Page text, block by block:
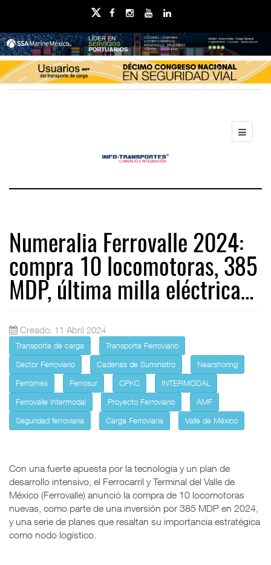
Numeralia Ferrovalle 2024:
compra 10 locomotoras, 385
MDP, última milla eléctrica…
Creado: 11 Abril 2024
Transporte de carga
Transporte Ferroviario
Sector Ferroviario
Cadenas de Suministro
Nearshoring
Ferromex
Ferrosur CPKC
INTERMODAL
Ferrovalle Intermodal
Proyecto Ferroviario
AMF
Seguridad ferroviaria
Carga Ferroviaria Valle de México
Con una fuerte apuesta por la tecnología y un plan de
desarrollo intensivo, el Ferrocarril y Terminal del Valle de
México (Ferrovalle) anunció la compra de 10 locomotoras
nuevas, como parte de una inversión por 385 MDP en 2024,
y una serie de planes que resaltan su importancia estratégica
como nodo logístico.